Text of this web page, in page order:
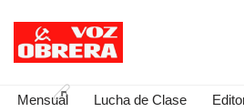
Saltar
contenido
Mensual Lucha de Clase